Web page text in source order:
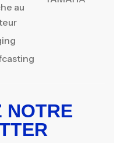
au
NOTRE